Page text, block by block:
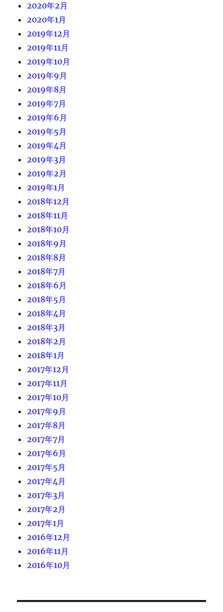
2020年2月
2020年1月
2019年12月
2019年11月
2019年10月
2019年9月
2019年8月
2019年7月
2019年6月
2019年5月
2019年4月
2019年3月
2019年2月
2019年1月
2018年12月
2018年11月
2018年10月
2018年9月
2018年8月
2018年7月
2018年6月
2018年5月
2018年4月
2018年3月
2018年2月
2018年1月
2017年12月
2017年11月
2017年10月
2017年9月
2017年8月
2017年7月
2017年6月
2017年5月
2017年4月
2017年3月
2017年2月
2017年1月
2016年12月
2016年11月
2016年10月